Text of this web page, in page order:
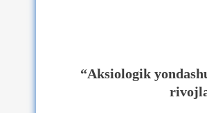
“Aksiologik